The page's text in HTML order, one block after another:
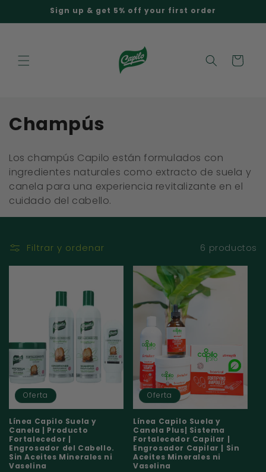
directamente
al contenido
Sign up & get 5% off your first order
Carrito
C
l
e
c
c
i
Champús
Los champús Capilo están formulados con
ingredientes naturales como extracto de suela y
canela para una experiencia revitalizante en el
cuidado del cabello.
Filtrar y ordenar 6 productos
Oferta
Línea Capilo Suela y
Canela | Producto
Fortalecedor |
Engrosador del Cabello.
Sin Aceites Minerales ni
Vaselina
Oferta
Línea Capilo Suela y
Canela Plus| Sistema
Fortalecedor Capilar |
Engrosador Capilar | Sin
Aceites Minerales ni
Vaselina